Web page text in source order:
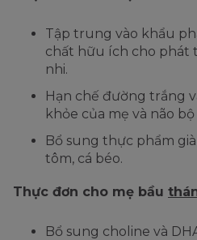
Tập trung vào khẩu
chất hữu ích cho phát
nhi.
Hạn chế đường trắng
khỏe của mẹ và não
Bổ sung thực phẩm
tôm, cá béo.
Thực đơn cho mẹ bầu
Bổ sung choline và